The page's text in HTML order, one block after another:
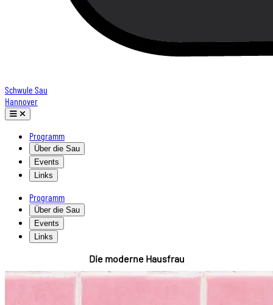
Schwule Sau
Hannover
Programm
Über die Sau
Events
Links
Programm
Über die Sau
Events
Links
Die moderne Hausfrau